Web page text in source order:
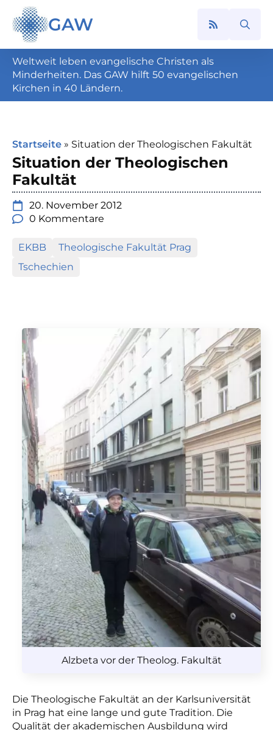
GAW
Search
Weltweit leben evangelische Christen als
Minderheiten. Das GAW hilft 50 evangelischen
Kirchen in 40 Ländern.
Startseite » Situation der Theologischen Fakultät
Situation der Theologischen
Fakultät
20. November 2012
0 Kommentare
EKBB
Theologische Fakultät Prag
Tschechien
Alzbeta vor der Theolog. Fakultät
Die Theologische Fakultät an der Karlsuniversität
in Prag hat eine lange und gute Tradition. Die
Qualität der akademischen Ausbildung wird